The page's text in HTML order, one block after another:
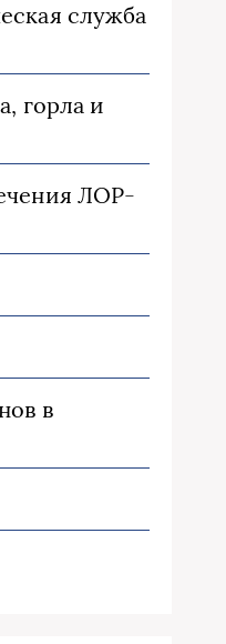
служба
горла и
ЛОР-
в